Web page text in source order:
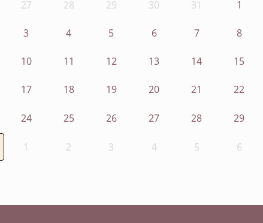
27 28 29 30 31 1
3 4 5 6 7 8
10 11 12 13 14 15
17 18 19 20 21 22
24 25 26 27 28 29
1 2 3 4 5 6